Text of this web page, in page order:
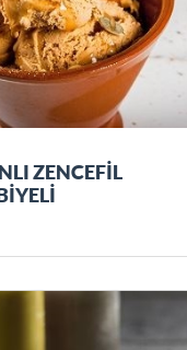
ZENCEFİL